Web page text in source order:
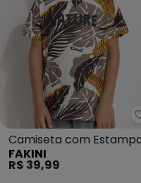
Camiseta com
Folhas (Bege)
FAKINI
R$ 39,99